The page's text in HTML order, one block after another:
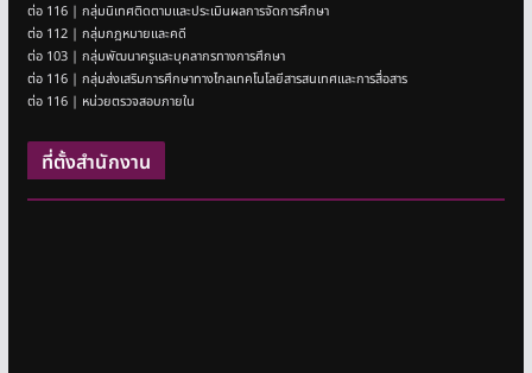
ต่อ 116 | กลุ่มนิเทศติดตามและประเมินผลการจัดการศึกษา
ต่อ 112 | กลุ่มกฎหมายและคดี
ต่อ 103 | กลุ่มพัฒนาครูและบุคลากรทางการศึกษา
ต่อ 116 | กลุ่มส่งเสริมการศึกษาทางไกลเทคโนโลยีสารสนเทศและการสื่อสาร
ต่อ 116 | หน่วยตรวจสอบภายใน
ที่ตั้งสำนักงาน